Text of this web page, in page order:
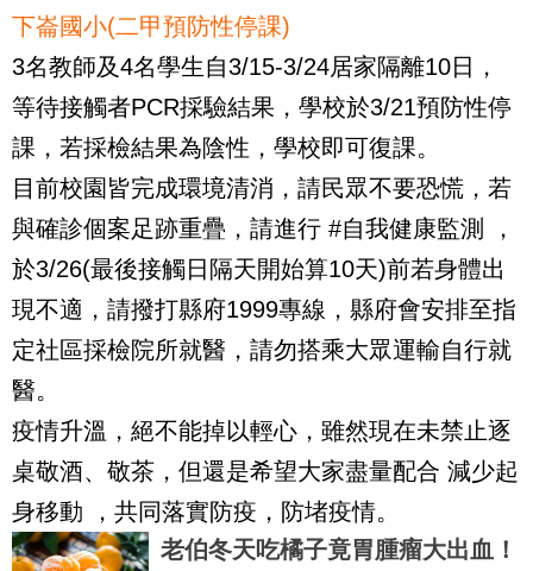
下崙國小(二甲預防性停課)
3名教師及4名學生自3/15-3/24居家隔離10日，
等待接觸者PCR採驗結果，學校於3/21預防性停
課，若採檢結果為陰性，學校即可復課。
目前校園皆完成環境清消，請民眾不要恐慌，若
與確診個案足跡重疊，請進行 #自我健康監測 ，
於3/26(最後接觸日隔天開始算10天)前若身體出
現不適，請撥打縣府1999專線，縣府會安排至指
定社區採檢院所就醫，請勿搭乘大眾運輸自行就
醫。
疫情升溫，絕不能掉以輕心，雖然現在未禁止逐
桌敬酒、敬茶，但還是希望大家盡量配合 減少起
身移動 ，共同落實防疫，防堵疫情。
老伯冬天吃橘子竟胃腫瘤大出血！